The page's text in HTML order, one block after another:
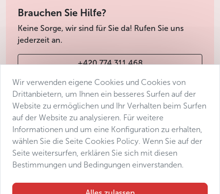
Brauchen Sie Hilfe?
Keine Sorge, wir sind für Sie da! Rufen Sie uns
jederzeit an.
+420 774 311 468
info@avantgarde-prague.cz
Geschäftsbedingungen
Datenschutz
Barrierefreiheitserklärung
Manage consent
Wir verwenden eigene Cookies und Cookies von
Drittanbietern, um Ihnen ein besseres Surfen auf der
Website zu ermöglichen und Ihr Verhalten beim Surfen
auf der Website zu analysieren. Für weitere
Informationen und um eine Konfiguration zu erhalten,
wählen Sie die Seite Cookies Policy. Wenn Sie auf der
Seite weitersurfen, erklären Sie sich mit diesen
Bestimmungen und Bedingungen einverstanden.